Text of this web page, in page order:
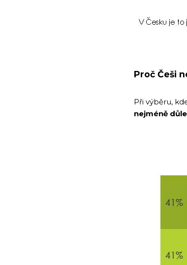
Proč Češi
Při výběru,
nejméně